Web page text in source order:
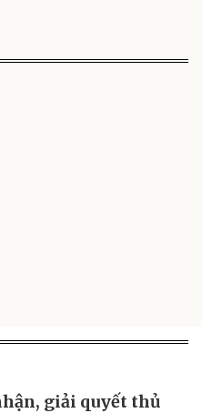
giải quyết thủ